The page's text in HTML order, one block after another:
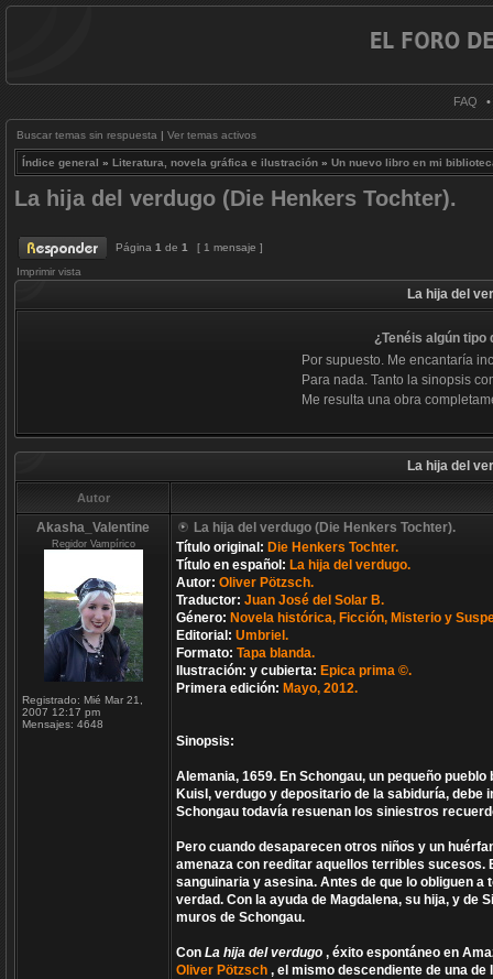
FAQ •
Buscar temas sin respuesta | Ver temas activos
Índice general » Literatura, novela gráfica e ilustración » Un nuevo libro en mi
La hija del verdugo (Die Henkers Tochter).
Página 1 de 1
[ 1 mensaje ]
Imprimir vista
La hija del
¿Tenéis algún tipo
Por supuesto. Me encantaría
Para nada. Tanto la sinopsis
Me resulta una obra
La hija del
Autor
Akasha_Valentine
Regidor Vampírico
Registrado: Mié Mar 21,
2007 12:17 pm
Mensajes: 4648
La hija del verdugo (Die Henkers Tochter).
Título original: Die Henkers Tochter.
Título en español: La hija del verdugo.
Autor: Oliver Pötzsch.
Traductor: Juan José del Solar B.
Género: Novela histórica, Ficción, Misterio y
Editorial: Umbriel.
Formato: Tapa blanda.
Ilustración: y cubierta: Epica prima ©.
Primera edición: Mayo, 2012.
Sinopsis:
Alemania, 1659. En Schongau, un pequeño
Kuisl, verdugo y depositario de la sabiduría,
Schongau todavía resuenan los siniestros
Pero cuando desaparecen otros niños y un
amenaza con reeditar aquellos terribles sucesos.
sanguinaria y asesina. Antes de que lo obliguen
verdad. Con la ayuda de Magdalena, su hija, y de
muros de Schongau.
Con La hija del verdugo , éxito espontáneo en
Oliver Pötzsch , el mismo descendiente de una